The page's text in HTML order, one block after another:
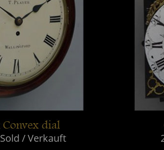
Convex dial
/ Verkauft